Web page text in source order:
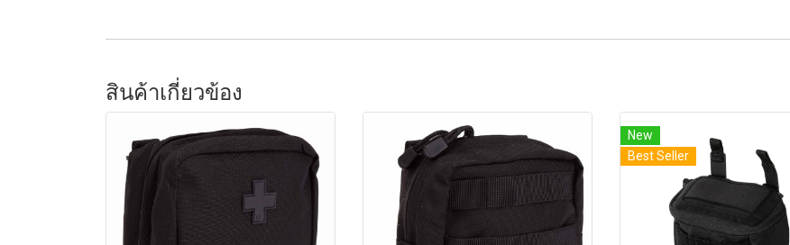
สินค้าเกี่ยวข้อง
New
Best Seller